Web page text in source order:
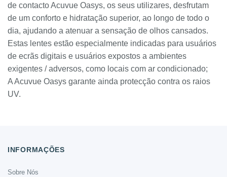
de contacto Acuvue Oasys, os seus utilizares, desfrutam
de um conforto e hidratação superior, ao longo de todo o
dia, ajudando a atenuar a sensação de olhos cansados.
Estas lentes estão especialmente indicadas para usuários
de ecrãs digitais e usuários expostos a ambientes
exigentes / adversos, como locais com ar condicionado;
A Acuvue Oasys garante ainda protecção contra os raios
UV.
INFORMAÇÕES
Sobre Nós